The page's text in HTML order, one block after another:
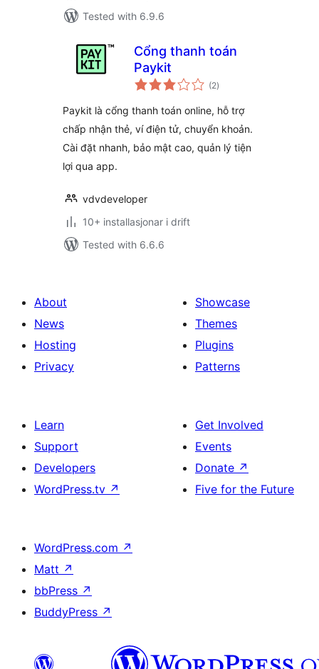
Tested with 6.9.6
Cổng thanh toán
Paykit
(2vurderingar
i)
Paykit là cổng thanh toán online, hỗ trợ
chấp nhận thẻ, ví điện tử, chuyển khoản.
Cài đặt nhanh, bảo mật cao, quản lý tiện
lợi qua app.
vdvdeveloper
10+ installasjonar i drift
Tested with 6.6.6
About
News
Hosting
Privacy
Showcase
Themes
Plugins
Patterns
Learn
Support
Developers
WordPress.tv ↗
Get Involved
Events
Donate ↗
Five for the Future
WordPress.com ↗
Matt ↗
bbPress ↗
BuddyPress ↗